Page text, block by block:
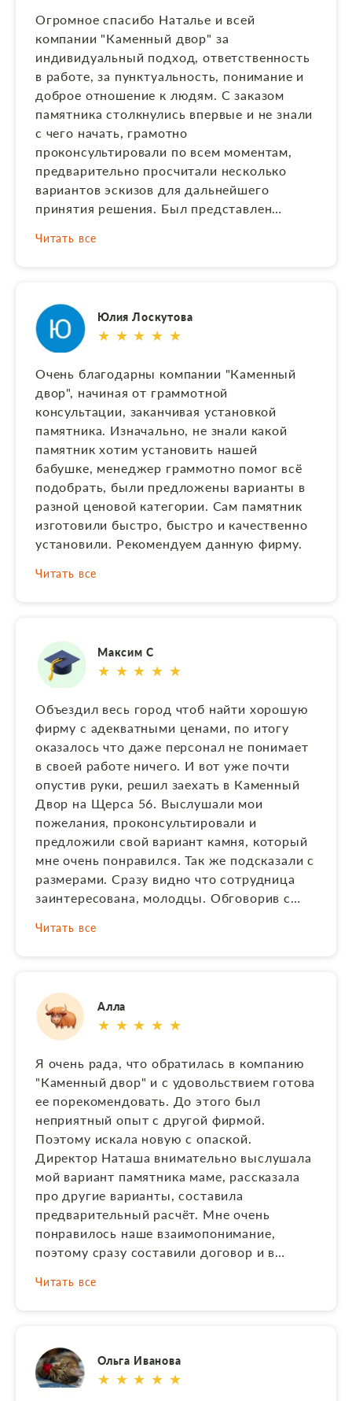
Огромное спасибо Наталье и всей
компании "Каменный двор" за
индивидуальный подход, ответственность
в работе, за пунктуальность, понимание и
доброе отношение к людям. С заказом
памятника столкнулись впервые и не знали
с чего начать, грамотно
проконсультировали по всем моментам,
предварительно просчитали несколько
вариантов эскизов для дальнейшего
принятия решения. Был представлен
особенное в память близкого и родного
предложенному эскизу. На каждом этапе
изготовления информировали и
сопровождали фотоотчетом,
просмотра перед самой установкой. Все
работы были выполнены качественно и
даже раньше оговоренного договором
срока. Представлялась рассрочка в оплате.
Отдельно выражаем благодарность
Алексею по установке памятника, сделал
все аккуратно и чисто. Скрыть
Читать все
Юлия Лоскутова
★ ★ ★ ★ ★
Очень благодарны компании "Каменный
двор", начиная от граммотной
консультации, заканчивая установкой
памятника. Изначально, не знали какой
памятник хотим установить нашей
бабушке, менеджер граммотно помог всё
подобрать, были предложены варианты в
разной ценовой категории. Сам памятник
изготовили быстро, быстро и качественно
установили. Рекомендуем данную фирму.
Читать все
Максим С
★ ★ ★ ★ ★
Объездил весь город чтоб найти хорошую
фирму с адекватными ценами, по итогу
оказалось что даже персонал не понимает
в своей работе ничего. И вот уже почти
опустив руки, решил заехать в Каменный
Двор на Щерса 56. Выслушали мои
пожелания, проконсультировали и
предложили свой вариант камня, который
мне очень понравился. Так же подсказали с
размерами. Сразу видно что сотрудница
заинтересована, молодцы. Обговорив с
подписывать договор на изготовление
на предприятие , чтоб я смог убедиться в
правильности изготовленного изделия. На
предприятии обратил внимание что
хорошо упакован,не пылиться, аккуратно
храниться на паддонах. В самом
предприетии чисто, сотрудники
максимально вежливы. Убедившись в
качестве изделия, поехал в офис
Каменного Двора на заключение уже
второго договора, на установку, и его
оплату. В назначенное время со мной
связался мастер, для уточнения места
установки. Вежливый в общении, и как
оказалось в дальнейшем, отличный
установщик. Памятником и его установкой
Читать все
Алла
★ ★ ★ ★ ★
Я очень рада, что обратилась в компанию
"Каменный двор" и с удовольствием готова
ее порекомендовать. До этого был
неприятный опыт с другой фирмой.
Поэтому искала новую с опаской.
Директор Наташа внимательно выслушала
мой вариант памятника маме, рассказала
про другие варианты, составила
предварительный расчёт. Мне очень
понравилось наше взаимопонимание,
поэтому сразу составили договор и в
и чёткое документальное сопровождение
акта-приемки после выполнения). Большая
благодарность Наташе, как грамотному и
чуткому организатору всей работы фирмы,
Читать все
Ольга Иванова
★ ★ ★ ★ ★